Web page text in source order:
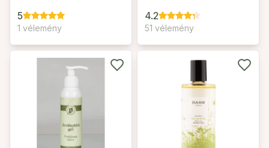
5
1 vélemény
Szempillaspirál
4.2
51 vélemény